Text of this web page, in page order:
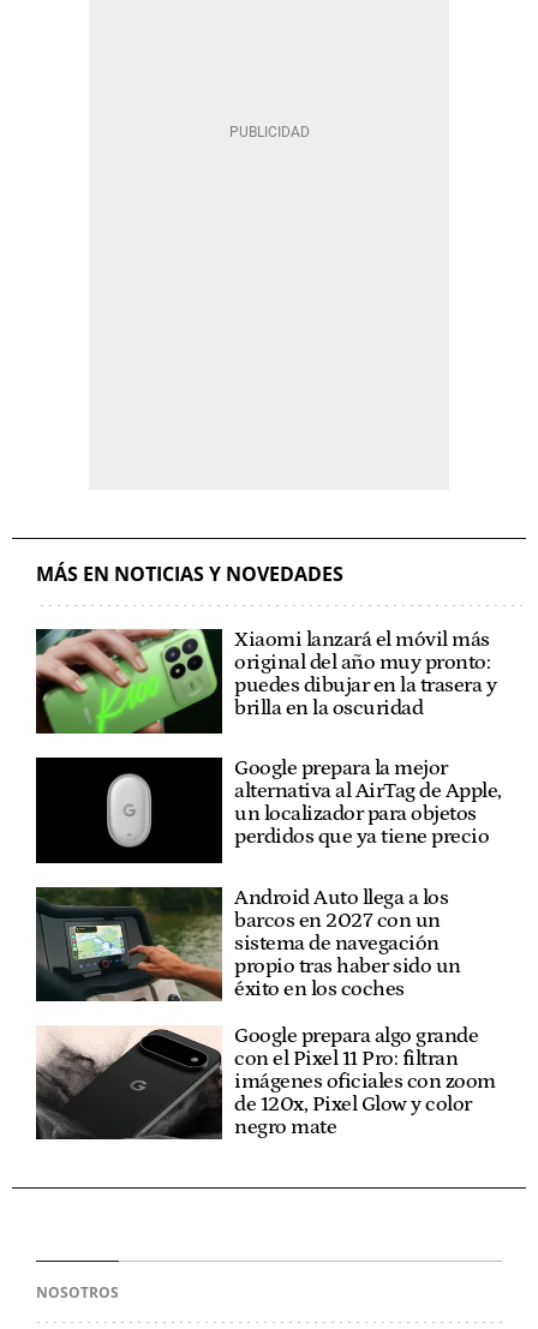
MÁS EN NOTICIAS Y NOVEDADES
Xiaomi lanzará el móvil más
original del año muy pronto:
puedes dibujar en la trasera y
brilla en la oscuridad
Google prepara la mejor
alternativa al AirTag de Apple,
un localizador para objetos
perdidos que ya tiene precio
Android Auto llega a los
barcos en 2027 con un
sistema de navegación
propio tras haber sido un
éxito en los coches
Google prepara algo grande
con el Pixel 11 Pro: filtran
imágenes oficiales con zoom
de 120x, Pixel Glow y color
negro mate
NOSOTROS